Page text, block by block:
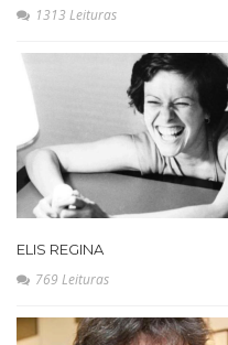
1313 Leituras
ELIS REGINA
769 Leituras